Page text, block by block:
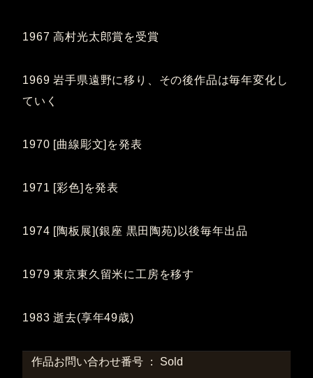
1967 高村光太郎賞を受賞
1969 岩手県遠野に移り、その後作品は毎年変化し
ていく
1970 [曲線彫文]を発表
1971 [彩色]を発表
1974 [陶板展](銀座 黒田陶苑)以後毎年出品
1979 東京東久留米に工房を移す
1983 逝去(享年49歳)
作品お問い合わせ番号 ： Sold